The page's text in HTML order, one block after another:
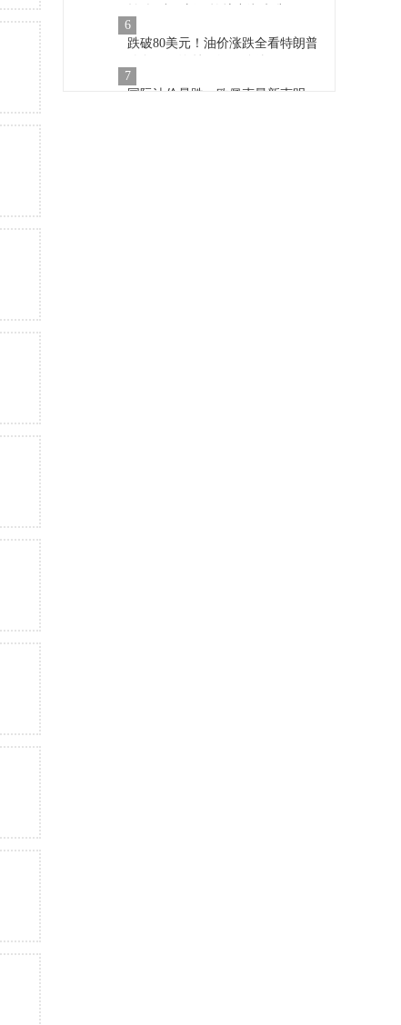
6
跌破80美元！油价涨跌全看特朗普
7
国际油价暴跌，欧佩克最新声明